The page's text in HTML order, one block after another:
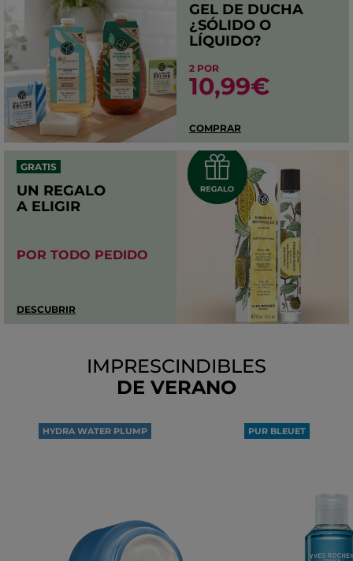
GEL DE DUCHA
¿SÓLIDO O
LÍQUIDO?
2 POR
10,99€
COMPRAR
GRATIS
UN REGALO
A ELIGIR
POR TODO PEDIDO​
DESCUBRIR
IMPRESCINDIBLES
DE VERANO
HYDRA WATER PLUMP PUR BLEUET